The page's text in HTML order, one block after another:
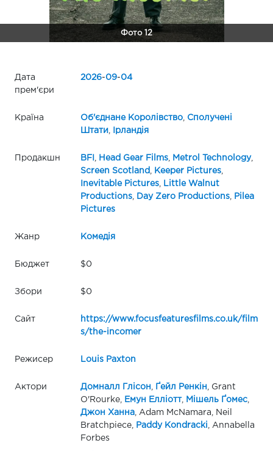
Фото 12
Дата
прем'єри
2026-09-04
Країна Об'єднане Королівство,
Сполучені
Штати
Ірландія
Продакшн BFI Head Gear Films, Metrol Technology,
Screen Scotland
Keeper Pictures,
Inevitable Pictures,
Little Walnut
Productions, Day Zero Productions,
Pilea
Pictures
Жанр Комедія
Бюджет $0
Збори $0
Сайт
https://www.focusfeaturesfilms.co.uk/film
s/the-incomer
Режисер Louis Paxton
Актори Домналл Глісон Ґейл Ренкін , Grant
O'Rourke,
Емун Елліотт, Мішель Ґомес,
Джон Ханна, Adam McNamara, Neil
Bratchpiece,
Paddy Kondracki , Annabella
Forbes